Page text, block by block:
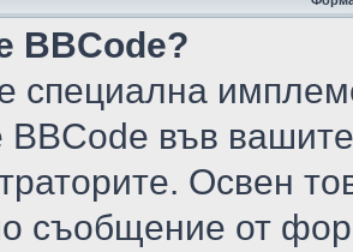
BBCode?
специална
BBCode във
Освен
съобщение от